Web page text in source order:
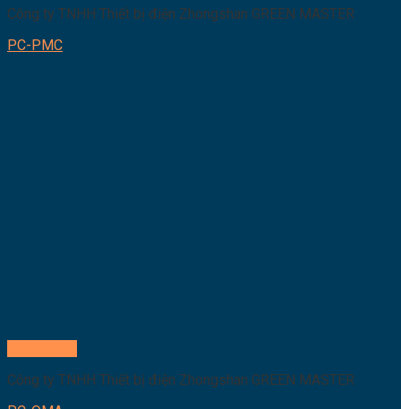
Công ty TNHH Thiết bị điện Zhongshan GREEN MASTER
PC-PMC
Công ty TNHH Thiết bị điện Zhongshan GREEN MASTER